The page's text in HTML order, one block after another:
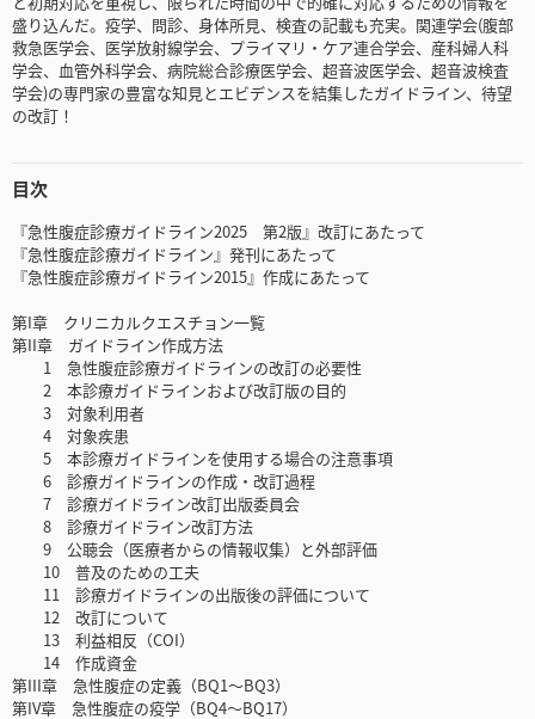
盛り込んだ。疫学、問診、身体所見、検査の記載も充実。関連学会(腹部
救急医学会、医学放射線学会、プライマリ・ケア連合学会、産科婦人科
学会、血管外科学会、病院総合診療医学会、超音波医学会、超音波検査
学会)の専門家の豊富な知見とエビデンスを結集したガイドライン、待望
の改訂！
目次
『急性腹症診療ガイドライン2025 第2版』改訂にあたって
『急性腹症診療ガイドライン』発刊にあたって
『急性腹症診療ガイドライン2015』作成にあたって
第I章 クリニカルクエスチョン一覧
第II章 ガイドライン作成方法
1 急性腹症診療ガイドラインの改訂の必要性
2 本診療ガイドラインおよび改訂版の目的
3 対象利用者
4 対象疾患
5 本診療ガイドラインを使用する場合の注意事項
6 診療ガイドラインの作成・改訂過程
7 診療ガイドライン改訂出版委員会
8 診療ガイドライン改訂方法
9 公聴会（医療者からの情報収集）と外部評価
10 普及のための工夫
11 診療ガイドラインの出版後の評価について
12 改訂について
13 利益相反（COI）
14 作成資金
第III章 急性腹症の定義（BQ1～BQ3）
第IV章 急性腹症の疫学（BQ4～BQ17）